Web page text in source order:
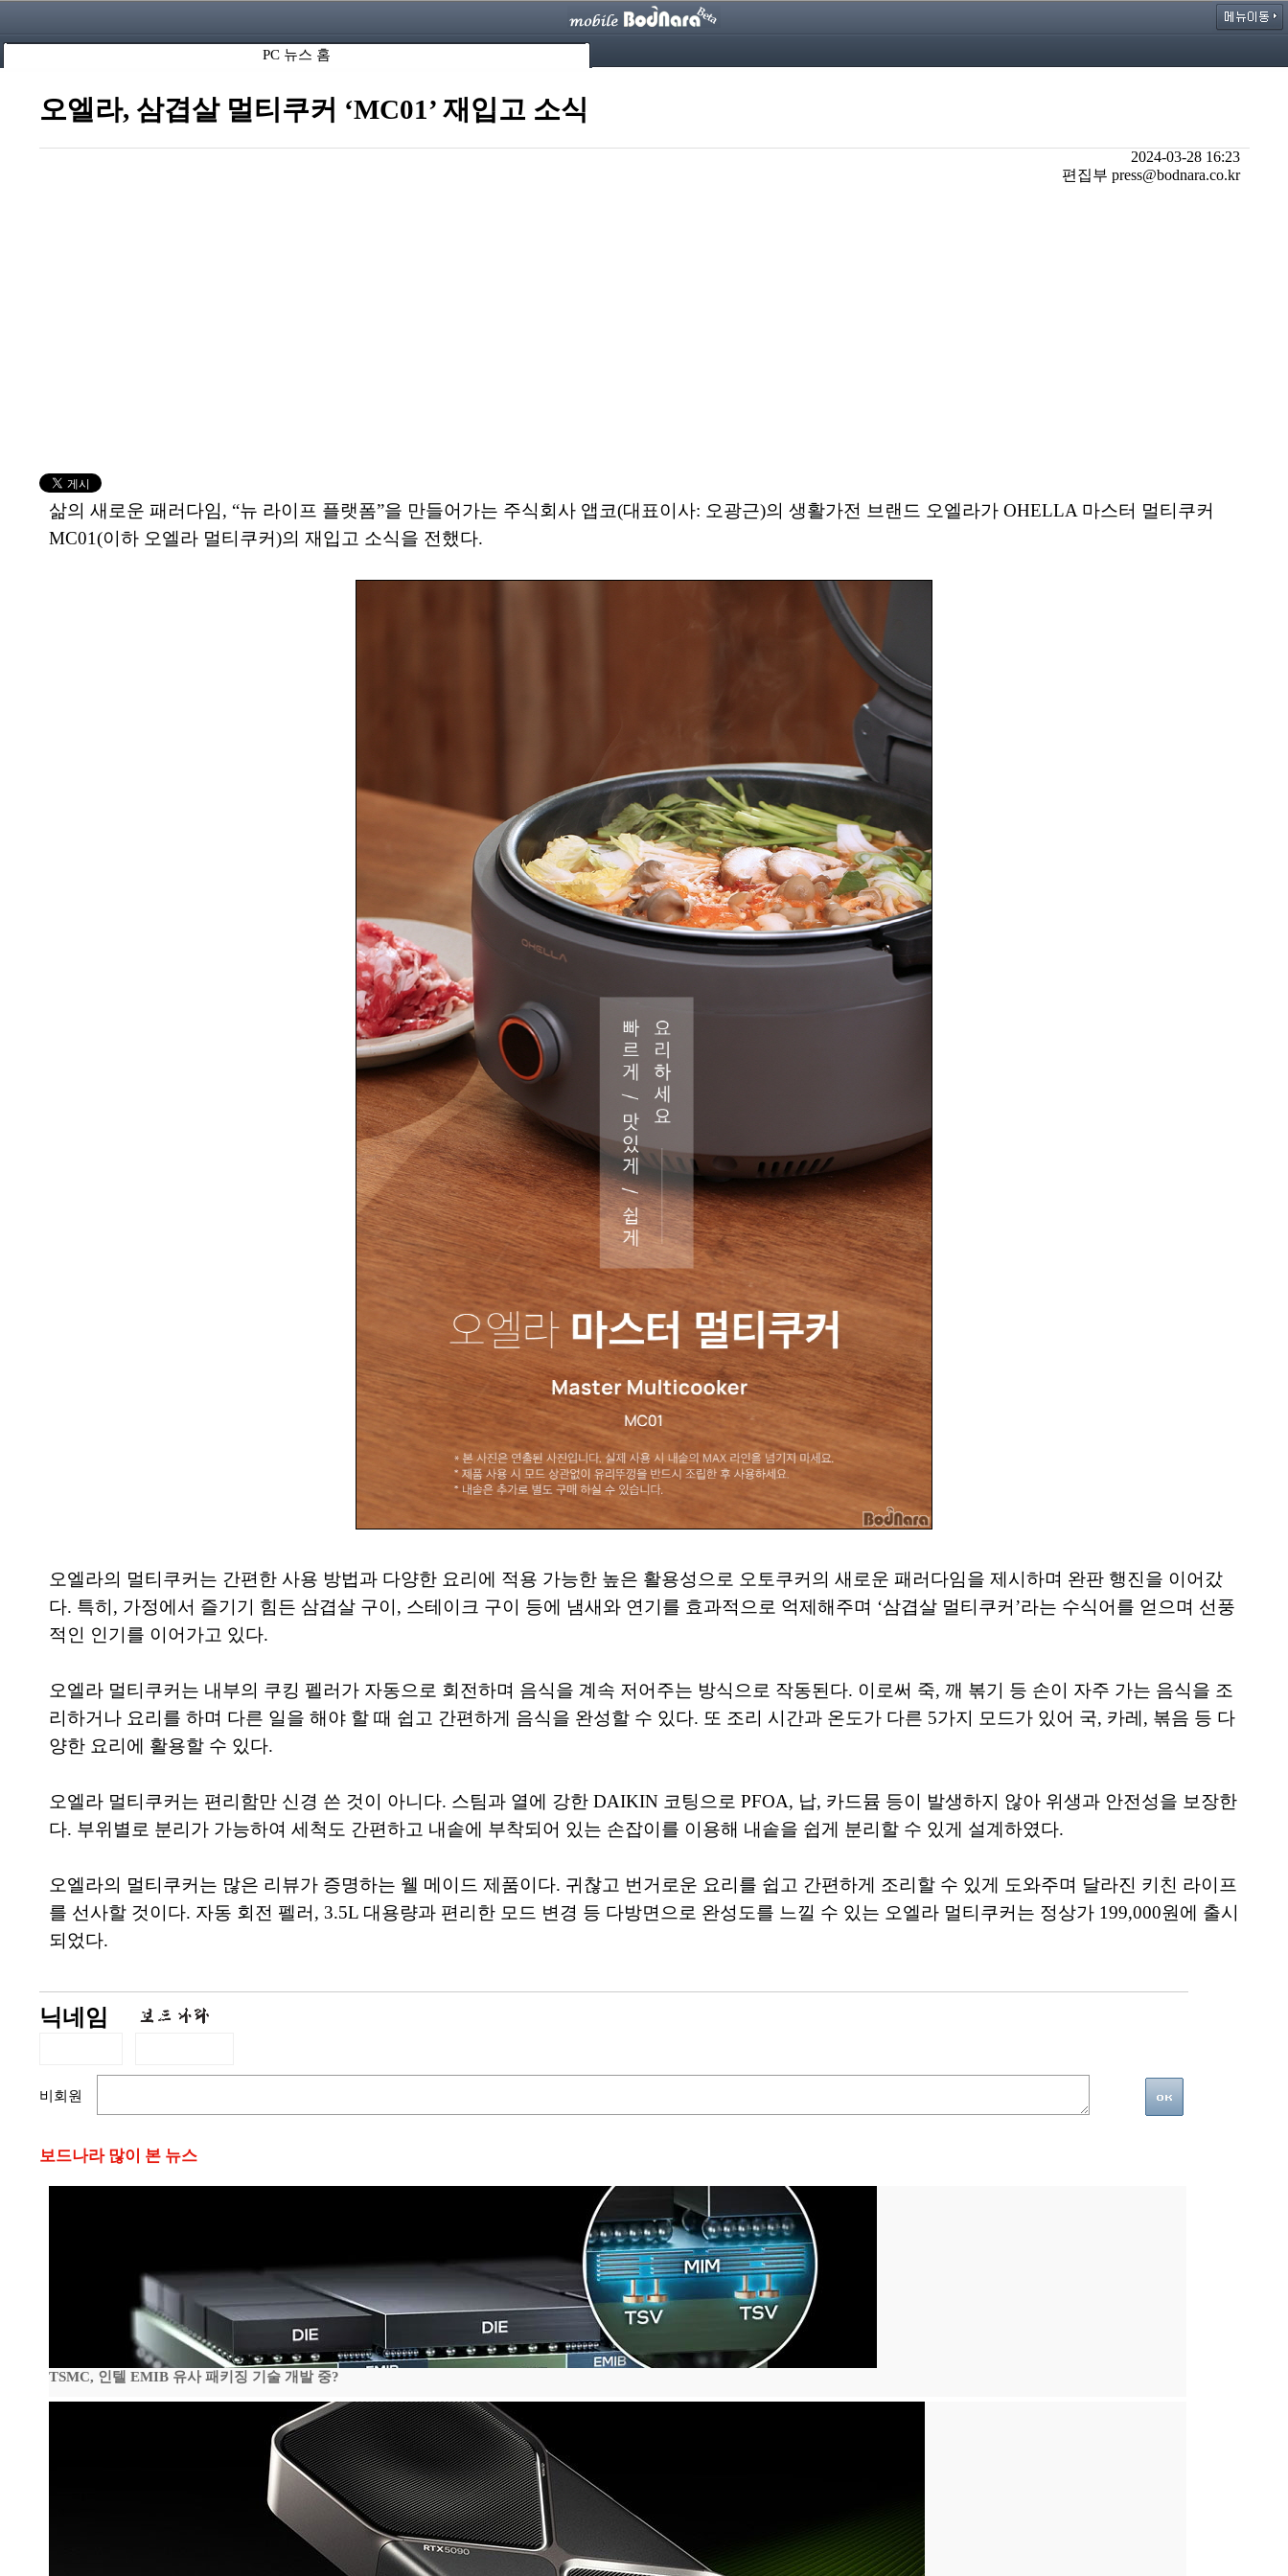
PC 뉴스 홈
오엘라, 삼겹살 멀티쿠커 ‘MC01’ 재입고 소식
2024-03-28 16:23
편집부 press@bodnara.co.kr
삶의 새로운 패러다임, “뉴 라이프 플랫폼”을 만들어가는 주식회사 앱코(대표이사: 오광근)의 생활가전 브랜드 오엘라가 OHELLA 마스터 멀티쿠커
MC01(이하 오엘라 멀티쿠커)의 재입고 소식을 전했다.
오엘라의 멀티쿠커는 간편한 사용 방법과 다양한 요리에 적용 가능한 높은 활용성으로 오토쿠커의 새로운 패러다임을 제시하며 완판 행진을 이어갔
다. 특히, 가정에서 즐기기 힘든 삼겹살 구이, 스테이크 구이 등에 냄새와 연기를 효과적으로 억제해주며 ‘삼겹살 멀티쿠커’라는 수식어를 얻으며 선풍
적인 인기를 이어가고 있다.
오엘라 멀티쿠커는 내부의 쿠킹 펠러가 자동으로 회전하며 음식을 계속 저어주는 방식으로 작동된다. 이로써 죽, 깨 볶기 등 손이 자주 가는 음식을 조
리하거나 요리를 하며 다른 일을 해야 할 때 쉽고 간편하게 음식을 완성할 수 있다. 또 조리 시간과 온도가 다른 5가지 모드가 있어 국, 카레, 볶음 등 다
양한 요리에 활용할 수 있다.
오엘라 멀티쿠커는 편리함만 신경 쓴 것이 아니다. 스팀과 열에 강한 DAIKIN 코팅으로 PFOA, 납, 카드뮴 등이 발생하지 않아 위생과 안전성을 보장한
다. 부위별로 분리가 가능하여 세척도 간편하고 내솥에 부착되어 있는 손잡이를 이용해 내솥을 쉽게 분리할 수 있게 설계하였다.
오엘라의 멀티쿠커는 많은 리뷰가 증명하는 웰 메이드 제품이다. 귀찮고 번거로운 요리를 쉽고 간편하게 조리할 수 있게 도와주며 달라진 키친 라이프
를 선사할 것이다. 자동 회전 펠러, 3.5L 대용량과 편리한 모드 변경 등 다방면으로 완성도를 느낄 수 있는 오엘라 멀티쿠커는 정상가 199,000원에 출시
되었다.
닉네임
비회원
보드나라 많이 본 뉴스
TSMC, 인텔 EMIB 유사 패키징 기술 개발 중?